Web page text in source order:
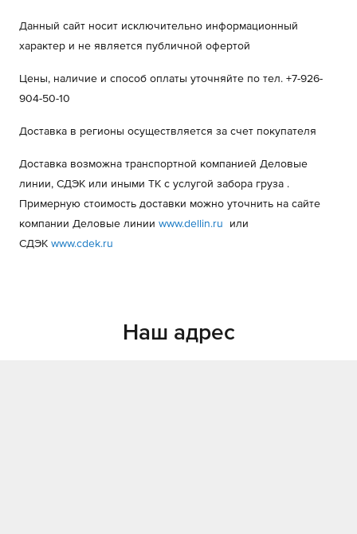
Данный сайт носит исключительно информационный
характер и не является публичной офертой
Цены, наличие и способ оплаты уточняйте по тел. +7-926-
904-50-10
Доставка в регионы осуществляется за счет покупателя
Доставка возможна транспортной компанией Деловые
линии, СДЭК или иными ТК с услугой забора груза .
Примерную стоимость доставки можно уточнить на сайте
компании Деловые линии www.dellin.ru или
СДЭК www.cdek.ru
Наш адрес